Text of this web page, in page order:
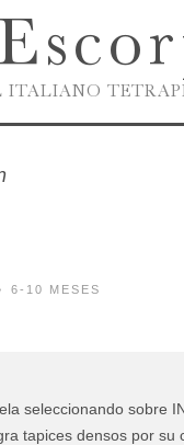
ITALIANO
6-10 MESES
seleccionando sobre
tapices densos por su